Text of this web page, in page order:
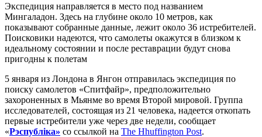
Экспедиция направляется в место под названием
Мингаладон. Здесь на глубине около 10 метров, как
показывают собранные данные, лежит около 36 истребителей.
Поисковики надеются, что самолеты окажутся в близком к
идеальному состоянии и после реставрации будут снова
пригодны к полетам
5 января из Лондона в Янгон отправилась экспедиция по
поиску самолетов «Спитфайр», предположительно
захороненных в Мьянме во время Второй мировой. Группа
исследователей, состоящая из 21 человека, надеется откопать
первые истребители уже через две недели, сообщает
«Рэспублiка» со ссылкой на The Hhuffington Post.